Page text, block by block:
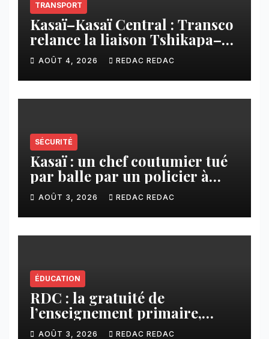
TRANSPORT
Kasaï–Kasaï Central : Transco
relance la liaison Tshikapa–
Tshiamu pour faciliter les
échanges
AOÛT 4, 2026 REDAC REDAC
SÉCURITÉ
Kasaï : un chef coutumier tué
par balle par un policier à
Kamuesha, la tension monte
AOÛT 3, 2026 REDAC REDAC
ÉDUCATION
RDC : la gratuité de
l’enseignement primaire,
vision phare du Président
AOÛT 3, 2026 REDAC REDAC